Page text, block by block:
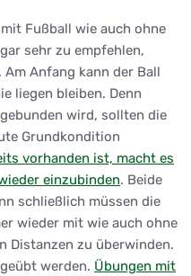
Fußball wie auch ohne
sehr zu empfehlen,
Anfang kann der Ball
liegen bleiben. Denn
wird, sollten die
Grundkondition
vorhanden ist, macht es
einzubinden. Beide
schließlich müssen die
wieder mit wie auch ohne
Distanzen zu überwinden.
werden. Übungen mit